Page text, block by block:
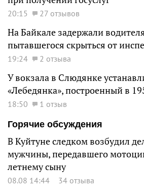
20:15 27 отзывов
На Байкале задержали
пытавшегося скрыться от
19:24 2 отзыва
У вокзала в Слюдянке
«Лебедянка», построенный в
18:50
1 отзыв
Горячие обсуждения
В Куйтуне следком возбудил
мужчины, передавшего
летнему сыну
08.08 14:44 34 отзыва